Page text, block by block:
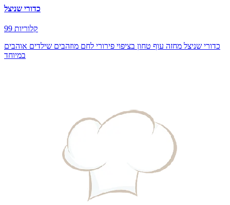
כדורי שניצל
99 קלוריות
כדורי שניצל מחזה עוף טחון בציפוי פירורי לחם מוזהבים שילדים אוהבים
במיוחד